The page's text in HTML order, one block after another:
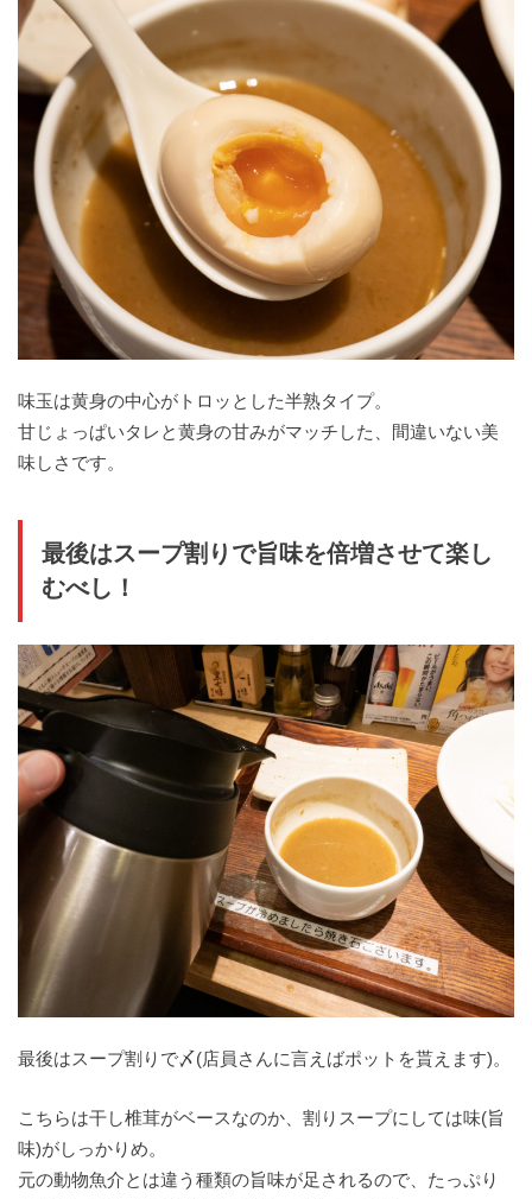
味玉は黄身の中心がトロッとした半熟タイプ。
甘じょっぱいタレと黄身の甘みがマッチした、間違いない美
味しさです。
最後はスープ割りで旨味を倍増させて楽し
むべし！
最後はスープ割りで〆(店員さんに言えばポットを貰えます)。
こちらは干し椎茸がベースなのか、割りスープにしては味(旨
味)がしっかりめ。
元の動物魚介とは違う種類の旨味が足されるので、たっぷり